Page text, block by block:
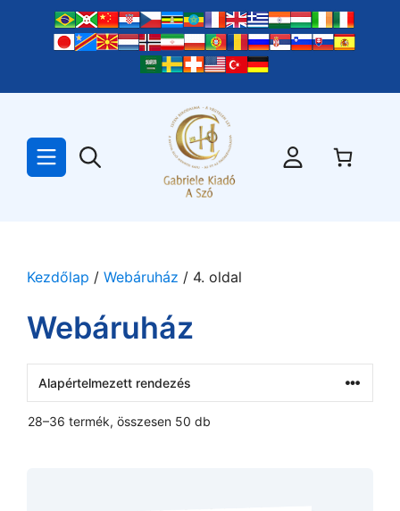
tartalomba
Kezdőlap / Webáruház / 4. oldal
Webáruház
28–36 termék, összesen 50 db